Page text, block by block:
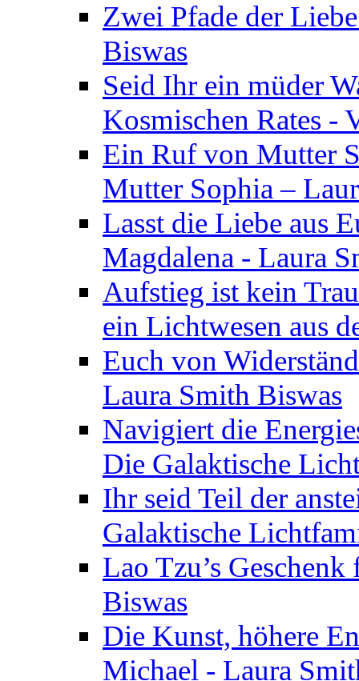
Zwei Pfade der
Biswas
Seid Ihr ein müder
Kosmischen Rates -
Ein Ruf von Mutter
Mutter Sophia –
Lasst die Liebe aus
Magdalena - Laura
Aufstieg ist kein
ein Lichtwesen aus
Euch von
Laura Smith Biswas
Navigiert die
Die Galaktische
Ihr seid Teil der
Galaktische
Lao Tzu’s
Biswas
Die Kunst, höhere
Michael - Laura